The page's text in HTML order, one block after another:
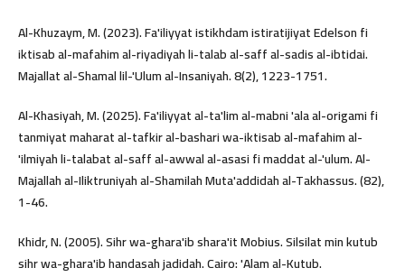
Al-Khuzaym, M. (2023). Fa'iliyyat istikhdam istiratijiyat Edelson fi
iktisab al-mafahim al-riyadiyah li-talab al-saff al-sadis al-ibtidai.
Majallat al-Shamal lil-'Ulum al-Insaniyah. 8(2), 1223-1751.
Al-Khasiyah, M. (2025). Fa'iliyyat al-ta'lim al-mabni 'ala al-origami fi
tanmiyat maharat al-tafkir al-bashari wa-iktisab al-mafahim al-
'ilmiyah li-talabat al-saff al-awwal al-asasi fi maddat al-'ulum. Al-
Majallah al-Iliktruniyah al-Shamilah Muta'addidah al-Takhassus. (82),
1-46.
Khidr, N. (2005). Sihr wa-ghara'ib shara'it Mobius. Silsilat min kutub
sihr wa-ghara'ib handasah jadidah. Cairo: 'Alam al-Kutub.